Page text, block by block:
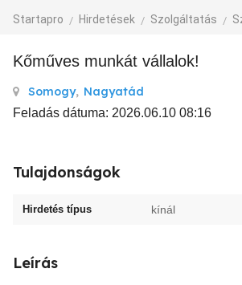
Startapro Hirdetések Szolgáltatás
Kőműves munkát vállalok!
Somogy, Nagyatád
Feladás dátuma: 2026.06.10 08:16
Tulajdonságok
Hirdetés típus kínál
Leírás